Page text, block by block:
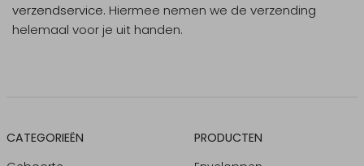
verzendservice. Hiermee nemen we de verzending
helemaal voor je uit handen.
CATEGORIEËN
PRODUCTEN